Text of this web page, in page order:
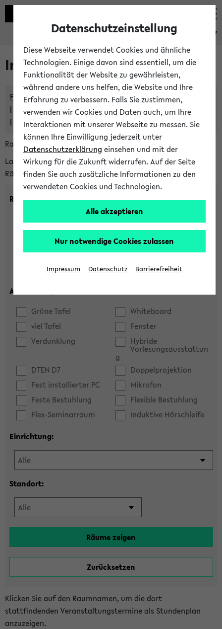
eKVV
Im eKVV verwaltete Räume
Freie Räume und Veranstaltungsüberschneidungen
Raumüberschneidungen
Hinweise der zentralen Raumvergabe
Raumanfragen:
raumvergabe@uni-bielefeld.de
Lassen Sie sich alle Räume anzeigen oder suchen Sie nach
Räumen mit bestimmten Eigenschaften:
Raumkriterien:
max. Plätze:
Ausstattung:
Grüne Tafel
Whiteboard
viel Tafel
Fenster
Verdunklung
Hybride
Vorlesungsausstattun
g
DTEN D7
Doppelprojektion
Fest installierter PC
Mikrofon
Feste Bestuhlung
Flexible Bestuhlung
Flex-Seminarraum
Induktive Hörschleife
Einrichtung:
Standort:
Klicken Sie auf den Raumnamen, um die dort
stattfindenden Veranstaltungstermine als Stundenplan
anzuzeigen.
Datenschutzeinstellung
Diese Webseite verwendet Cookies und ähnliche
Technologien. Einige davon sind essentiell, um die
Funktionalität der Website zu gewährleisten,
während andere uns helfen, die Website und Ihre
Erfahrung zu verbessern. Falls Sie zustimmen,
verwenden wir Cookies und Daten auch, um Ihre
Interaktionen mit unserer Webseite zu messen. Sie
können Ihre Einwilligung jederzeit unter
Datenschutzerklärung einsehen und mit der
Wirkung für die Zukunft widerrufen. Auf der Seite
finden Sie auch zusätzliche Informationen zu den
verwendeten Cookies und Technologien.
Alle akzeptieren
Nur notwendige Cookies zulassen
Impressum Datenschutz Barrierefreiheit